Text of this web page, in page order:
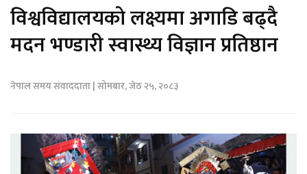
विश्वविद्यालयको लक्ष्यमा अगाडि बढ्दै
मदन भण्डारी स्वास्थ्य विज्ञान प्रतिष्ठान
नेपाल समय संवाददाता | सोमबार, जेठ २५, २०८३